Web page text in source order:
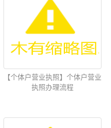
【个体户营业执照】个体户营业
执照办理流程